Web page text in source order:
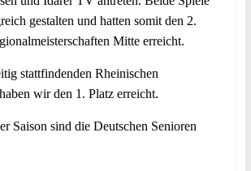
gestalten und hatten somit den 2.
Mitte erreicht.
stattfindenden Rheinischen
wir den 1. Platz erreicht.
Saison sind die Deutschen Senioren